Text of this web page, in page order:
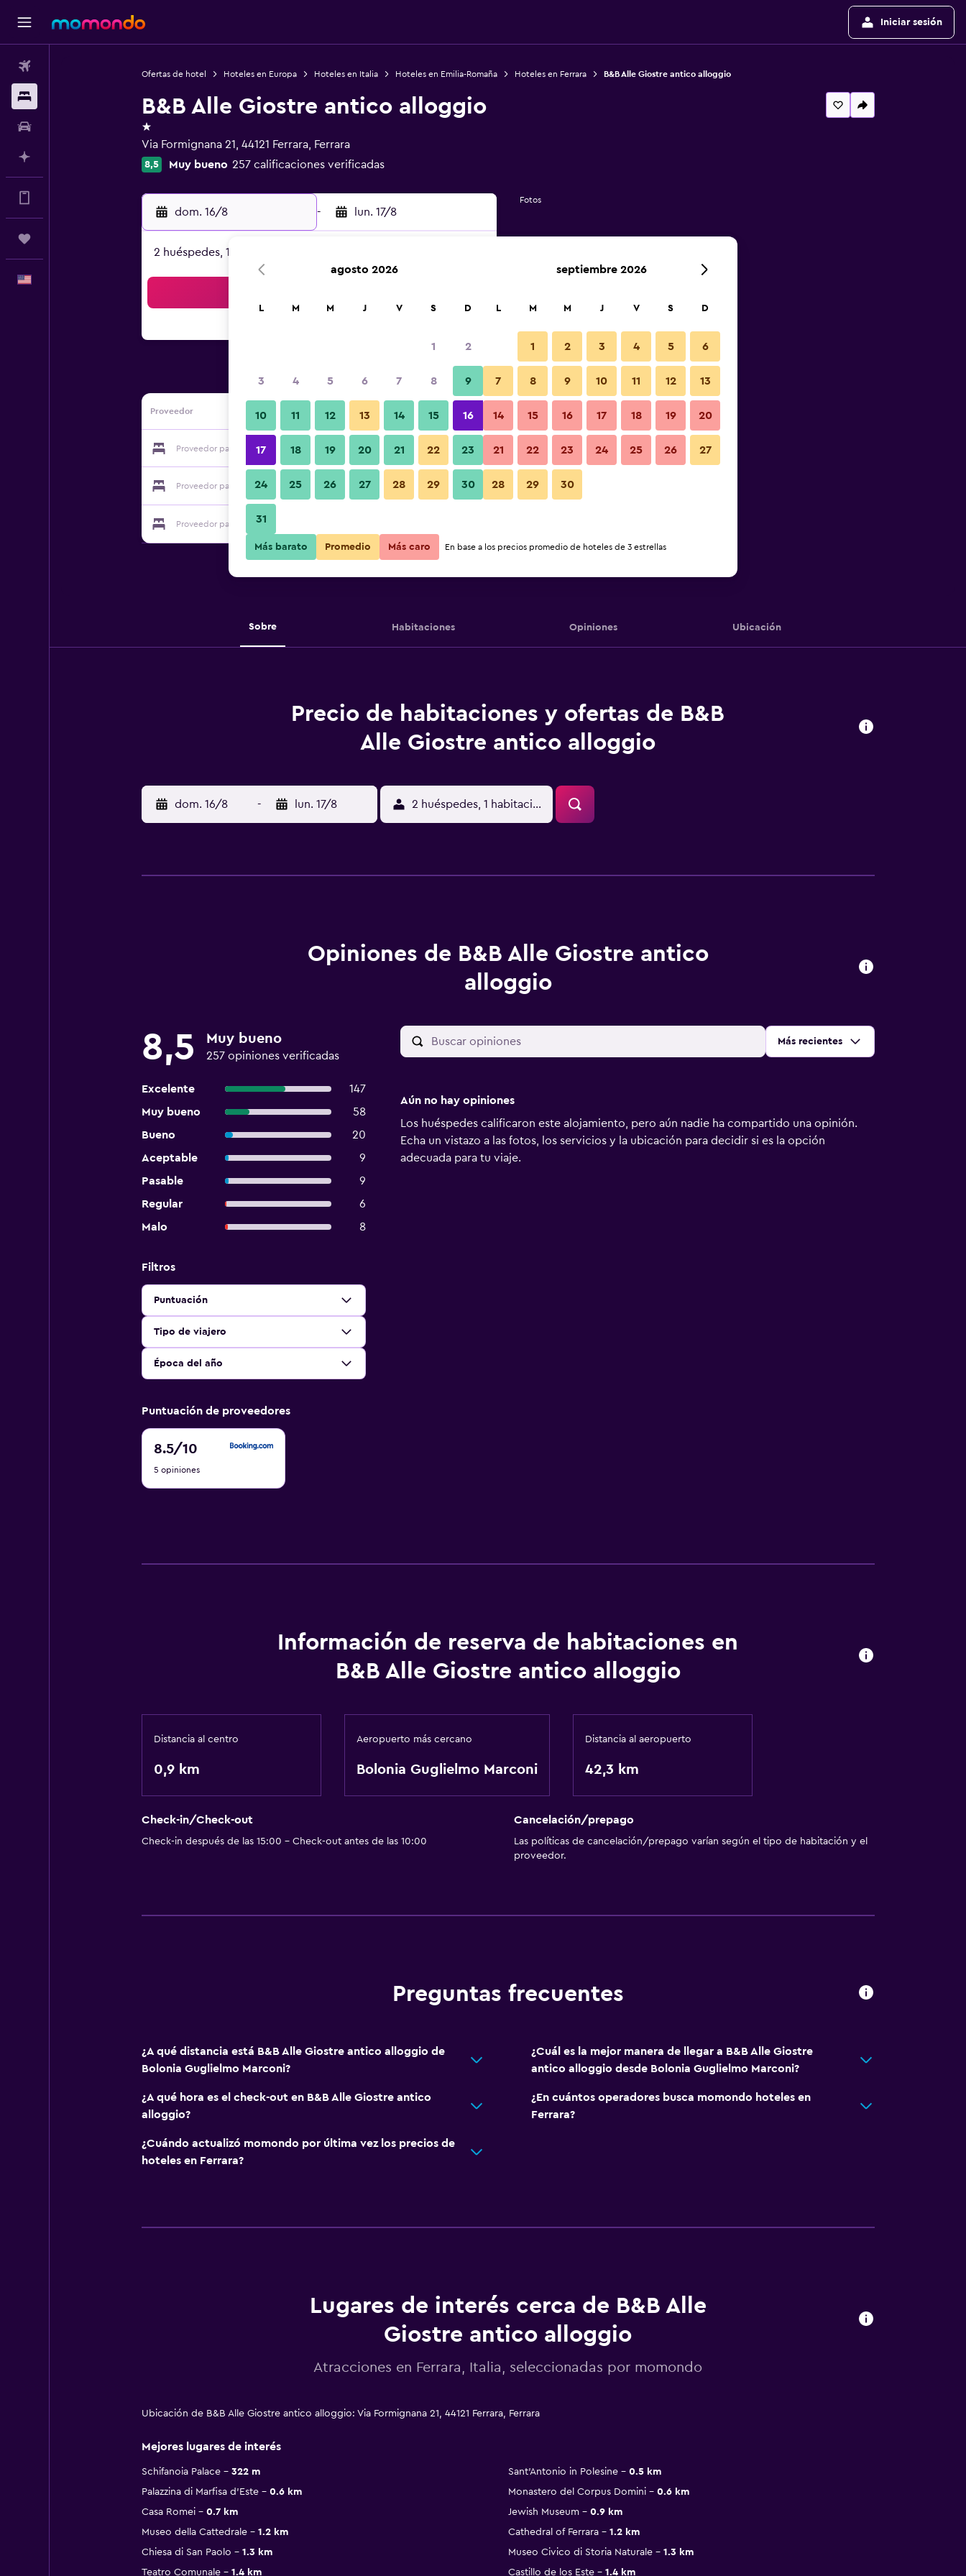
Iniciar sesión
Muchos más beneficios en la app
Ofertas de hotel Hoteles en Europa Hoteles en Italia Hoteles en Emilia-Romaña Hoteles en Ferrara B&B Alle Giostre antico alloggio
B&B Alle Giostre antico alloggio
1 estrella
Via Formignana 21, 44121 Ferrara, Ferrara
8,5 Muy bueno 257 calificaciones verificadas
dom. 16/8 - lun. 17/8
2 huéspedes, 1 habitación
Proveedor
Proveedor para B&B Alle Giostre antico alloggio Ver precios
Proveedor para B&B Alle Giostre antico alloggio Ver precios
Proveedor para B&B Alle Giostre antico alloggio
Fotos
Sobre Habitaciones Opiniones Ubicación
Precio de habitaciones y ofertas de B&B
Alle Giostre antico alloggio
dom. 16/8 - lun. 17/8 2 huéspedes, 1 habitación
Opiniones de B&B Alle Giostre antico
alloggio
8,5 Muy bueno
257 opiniones verificadas
Excelente
147
Muy bueno
58
Bueno
20
Aceptable
9
Pasable
9
Regular
6
Malo
8
Ordenar por:
Más recientes
Filtros
Puntuación
Tipo de viajero
Época del año
Puntuación de proveedores
8.5/10
8.5
10
5 opiniones
Aún no hay opiniones
Los huéspedes calificaron este alojamiento, pero aún nadie ha compartido una opinión.
Echa un vistazo a las fotos, los servicios y la ubicación para decidir si es la opción
adecuada para tu viaje.
Información de reserva de habitaciones en
B&B Alle Giostre antico alloggio
Distancia al centro
0,9 km
Aeropuerto más cercano
Bolonia Guglielmo Marconi
Distancia al aeropuerto
42,3 km
Check-in/Check-out
Check-in después de las 15:00 - Check-out antes de las 10:00
Cancelación/prepago
Las políticas de cancelación/prepago varían según el tipo de habitación y el
proveedor.
Preguntas frecuentes
¿A qué distancia está B&B Alle Giostre antico alloggio de
Bolonia Guglielmo Marconi?
¿Cuál es la mejor manera de llegar a B&B Alle Giostre
antico alloggio desde Bolonia Guglielmo Marconi?
¿A qué hora es el check-out en B&B Alle Giostre antico
alloggio?
¿En cuántos operadores busca momondo hoteles en
Ferrara?
¿Cuándo actualizó momondo por última vez los precios de
hoteles en Ferrara?
Lugares de interés cerca de B&B Alle
Giostre antico alloggio
Atracciones en Ferrara, Italia, seleccionadas por momondo
Ubicación de B&B Alle Giostre antico alloggio: Via Formignana 21, 44121 Ferrara, Ferrara
Mejores lugares de interés
Schifanoia Palace 322 m Sant'Antonio in Polesine
0.5 km
Palazzina di Marfisa d'Este
0.6 km Monastero del Corpus Domini
0.6 km
Casa Romei
0.7 km Jewish Museum
0.9 km
Museo della Cattedrale
1.2 km Cathedral of Ferrara
1.2 km
Chiesa di San Paolo
1.3 km Museo Civico di Storia Naturale
1.3 km
Teatro Comunale
1.4 km Castillo de los Este 1.4 km
agosto 2026
L M M J V S D
1 2
3 4 5 6 7 8 9
10 11 12 13 14 15 16
17 18 19 20 21 22 23
24 25 26 27 28 29 30
31
septiembre 2026
L M M J V S D
1 2 3 4 5 6
7 8 9 10 11 12 13
14 15 16 17 18 19 20
21 22 23 24 25 26 27
28 29 30
Más barato Promedio Más caro En base a los precios promedio de hoteles de 3 estrellas